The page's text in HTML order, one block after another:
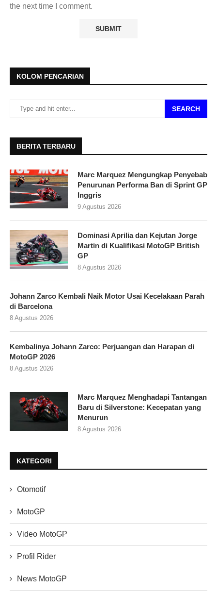
the next time I comment.
KOLOM PENCARIAN
SEARCH
BERITA TERBARU
Marc Marquez Mengungkap Penyebab
Penurunan Performa Ban di Sprint GP
Inggris
9 Agustus 2026
Dominasi Aprilia dan Kejutan Jorge
Martin di Kualifikasi MotoGP British
GP
8 Agustus 2026
Johann Zarco Kembali Naik Motor Usai Kecelakaan Parah
di Barcelona
8 Agustus 2026
Kembalinya Johann Zarco: Perjuangan dan Harapan di
MotoGP 2026
8 Agustus 2026
Marc Marquez Menghadapi Tantangan
Baru di Silverstone: Kecepatan yang
Menurun
8 Agustus 2026
KATEGORI
Otomotif
MotoGP
Video MotoGP
Profil Rider
News MotoGP